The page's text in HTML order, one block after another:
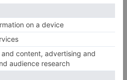
Un hombre de 80 años resulta
herido en Burgos tras la colisión
entre un turismo y un camión
La provincia de Burgos celebra